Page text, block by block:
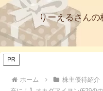
りーえるさん
PR
ホーム 株主優待紹介